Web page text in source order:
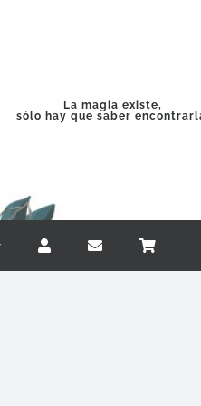
La magia existe,
sólo hay que saber